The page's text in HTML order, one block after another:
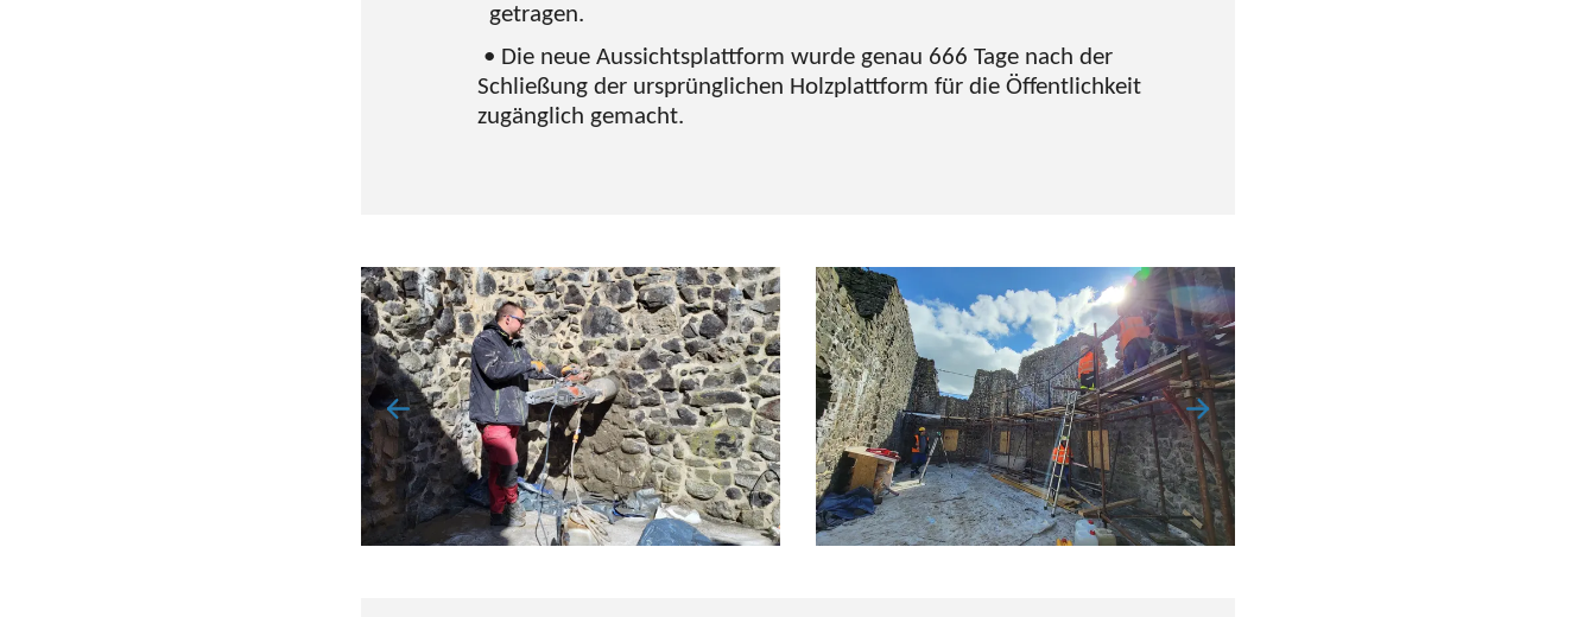
getragen.
• Die neue Aussichtsplattform wurde genau 666 Tage nach der
Schließung der ursprünglichen Holzplattform für die Öffentlichkeit
zugänglich gemacht.